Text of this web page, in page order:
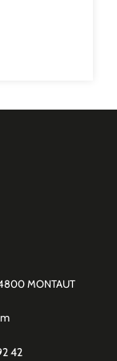
MONTAUT
42